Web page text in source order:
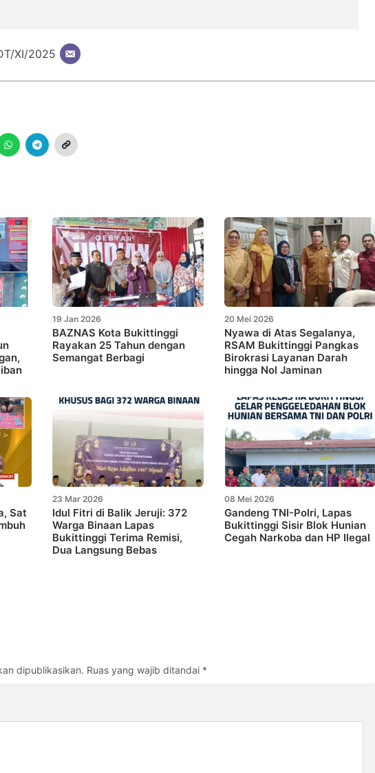
XI/2025
19 Jan 2026
BAZNAS Kota Bukittinggi
Rayakan 25 Tahun dengan
Semangat Berbagi
20 Mei 2026
Nyawa di Atas Segalanya,
RSAM Bukittinggi Pangkas
Birokrasi Layanan Darah
hingga Nol Jaminan
Sat
23 Mar 2026
Idul Fitri di Balik Jeruji: 372
Warga Binaan Lapas
Bukittinggi Terima Remisi,
Dua Langsung Bebas
08 Mei 2026
Gandeng TNI-Polri, Lapas
Bukittinggi Sisir Blok Hunian
Cegah Narkoba dan HP Ilegal
dipublikasikan. Ruas yang wajib ditandai *